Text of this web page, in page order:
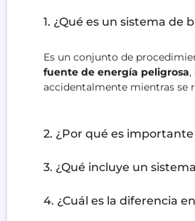
1. ¿Qué es un sistema de
Es un conjunto de
fuente de energía peligrosa,
accidentalmente mientras se
2. ¿Por qué es
3. ¿Qué incluye un
4. ¿Cuál es la diferencia